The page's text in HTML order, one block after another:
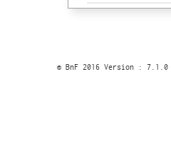
© BnF 2016 Version : 7.1.0